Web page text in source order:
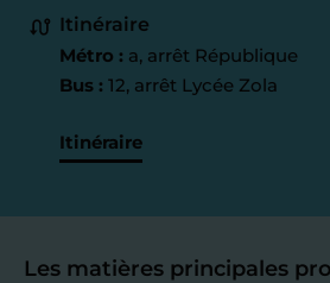
Itinéraire
Métro : a, arrêt République
Bus : 12, arrêt Lycée Zola
Itinéraire
Les matières principales